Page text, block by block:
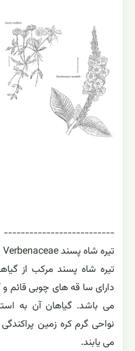
--------------------------
تیره شاه پسند Verbenaceae
تیره شاه پسند مرکب از
دارای سا قه های چوبی قائم و
می باشد. گیاهان آن به
نواحی گرم کره زمین
می یابند.